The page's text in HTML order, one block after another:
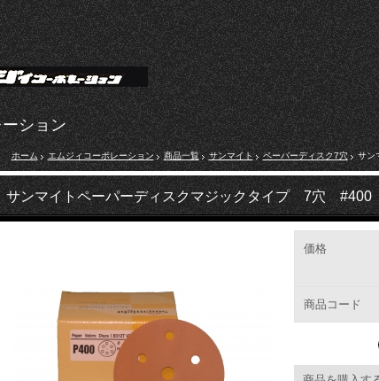
ション
ホーム エムジィコーポレーション 商品一覧 サンマイト ペーパーディスク7穴 サン
サンマイトペーパーディスクマジックタイプ 7穴 #400
価格
商品コード